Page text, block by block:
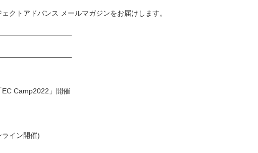
クトアドバンス メールマガジンをお届けします。
Camp2022」開催
イン開催)